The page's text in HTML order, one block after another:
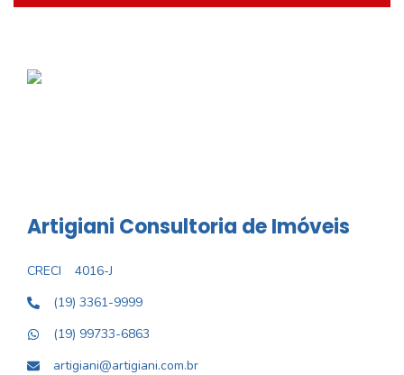
Artigiani Consultoria de Imóveis
CRECI
4016-J
(19) 3361-9999
(19) 99733-6863
artigiani@artigiani.com.br